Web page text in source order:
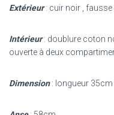
Extérieur: cuir noir ,
Intérieur: doublure coton
ouverte à deux
Dimension : longueur